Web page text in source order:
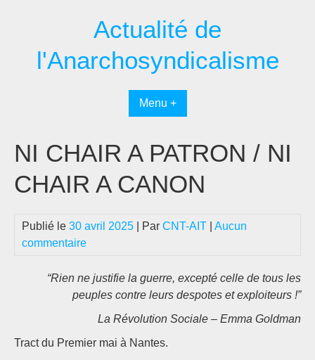
Actualité de
l'Anarchosyndicalisme
Menu +
NI CHAIR A PATRON / NI
CHAIR A CANON
Publié le 30 avril 2025 | Par CNT-AIT
Aucun
commentaire
“Rien ne justifie la guerre, excepté celle de tous les
peuples contre leurs despotes et exploiteurs !”
La Révolution Sociale – Emma Goldman
Tract du Premier mai à Nantes.